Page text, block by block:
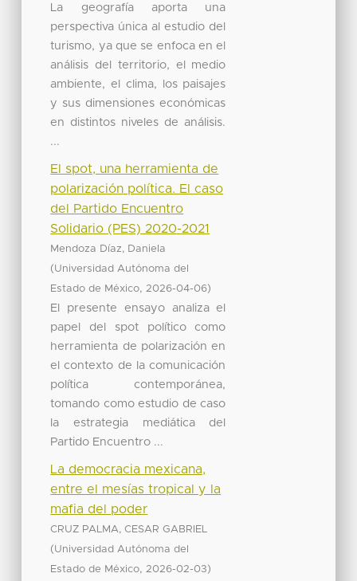
La geografía aporta una
perspectiva única al estudio del
turismo, ya que se enfoca en el
análisis del territorio, el medio
ambiente, el clima, los paisajes
y sus dimensiones económicas
en distintos niveles de análisis.
...
El spot, una herramienta de
polarización política. El caso
del Partido Encuentro
Solidario (PES) 2020-2021
Mendoza Díaz, Daniela
(Universidad Autónoma del
Estado de México, 2026-04-06)
El presente ensayo analiza el
papel del spot político como
herramienta de polarización en
el contexto de la comunicación
política contemporánea,
tomando como estudio de caso
la estrategia mediática del
Partido Encuentro ...
La democracia mexicana,
entre el mesías tropical y la
mafia del poder
CRUZ PALMA, CESAR GABRIEL
(Universidad Autónoma del
Estado de México, 2026-02-03)